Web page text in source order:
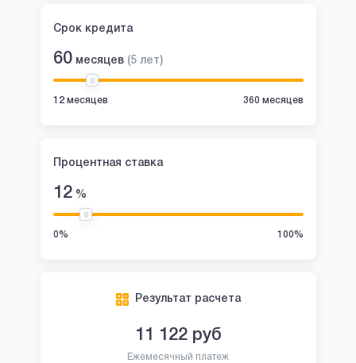
Срок кредита
60 месяцев (5 лет)
12 месяцев 360 месяцев
Процентная ставка
12%
0% 100%
Результат расчета
11 122руб
Ежемесячный платеж